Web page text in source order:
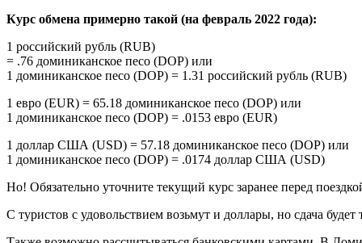
Курс обмена примерно такой (на февраль 2022 года):
1 российский рубль (RUB)
= .76 доминиканское песо (DOP) или
1 доминиканское песо (DOP) = 1.31 российский рубль (RUB)
1 евро (EUR) = 65.18 доминиканское песо (DOP) или
1 доминиканское песо (DOP) = .0153 евро (EUR)
1 доллар США (USD) = 57.18 доминиканское песо (DOP) или
1 доминиканское песо (DOP) = .0174 доллар США (USD)
Но! Обязательно уточните текущий курс заранее перед
С туристов с удовольствием возьмут и доллары, но сдача